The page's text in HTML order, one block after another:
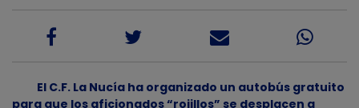
El C.F. La Nucía ha organizado un autobús gratuito
para que los aficionados “rojillos” se desplacen a